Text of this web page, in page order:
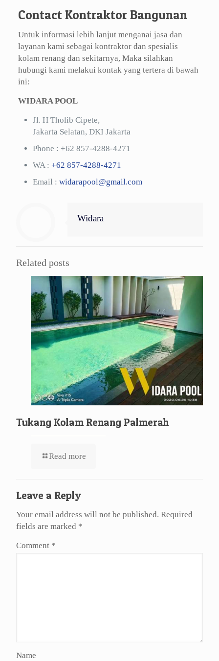
Contact Kontraktor Bangunan
Untuk informasi lebih lanjut menganai jasa dan
layanan kami sebagai kontraktor dan spesialis
kolam renang dan sekitarnya, Maka silahkan
hubungi kami melakui kontak yang tertera di bawah
ini:
WIDARA POOL
Jl. H Tholib Cipete,
Jakarta Selatan, DKI Jakarta
Phone : +62 857-4288-4271
WA : +62 857-4288-4271
Email : widarapool@gmail.com
Widara
Related posts
Tukang Kolam Renang Palmerah
Read more
Leave a Reply
Your email address will not be published. Required
fields are marked *
Comment *
Name